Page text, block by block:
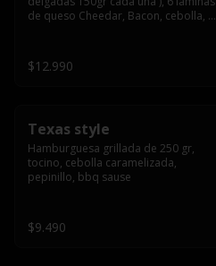
de queso Cheedar, Bacon, cebolla,
$12.990
Texas style
Hamburguesa grillada de 250 gr,
tocino, cebolla caramelizada,
pepinillo, bbq sause
$9.490